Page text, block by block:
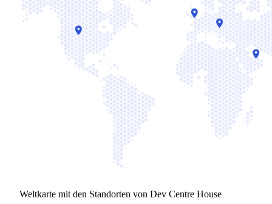
Weltkarte mit den Standorten von Dev Centre House